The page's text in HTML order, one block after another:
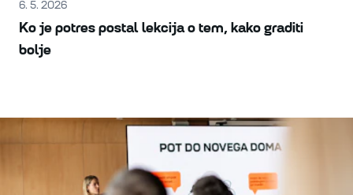
6. 5. 2026
Ko je potres postal lekcija o tem, kako graditi
bolje